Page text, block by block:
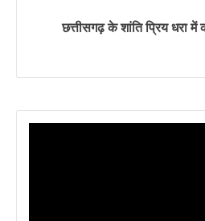
छत्तीसगढ़ के शांति प्रिय धरा में